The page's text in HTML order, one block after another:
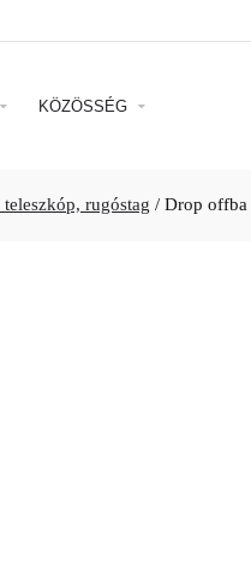
KÖZÖSSÉG
rugóstag / Drop offba